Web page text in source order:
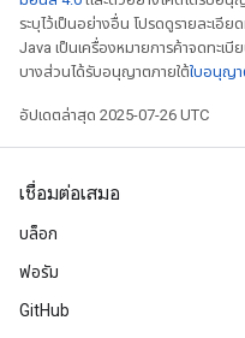
ระบุไว้เป็นอย่างอื่น โปรดดูรายละเอีย
Java เป็นเครื่องหมายการค้าจดทะเ
บางส่วนได้รับอนุญาตภายใต้ใบอนุญา
อัปเดตล่าสุด 2025-07-26 UTC
เชื่อมต่อเสมอ
บล็อก
ฟอรัม
GitHub